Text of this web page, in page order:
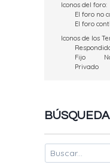
Iconos del foro:
El foro no
El foro
Iconos de los
Fijo
Privado
BÚSQUEDA